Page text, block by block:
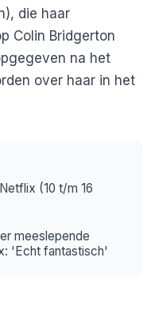
die haar
Colin Bridgerton
na het
over haar in het
(10 t/m 16
meeslepende
'Echt fantastisch'